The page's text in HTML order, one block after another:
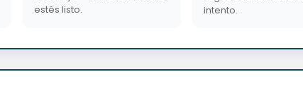
estés listo.
intento.